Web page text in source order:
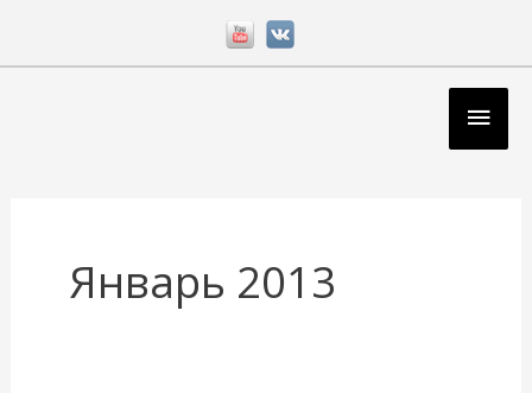
Январь 2013